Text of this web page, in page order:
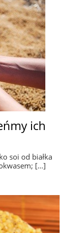
ich
soi od białka
[…]